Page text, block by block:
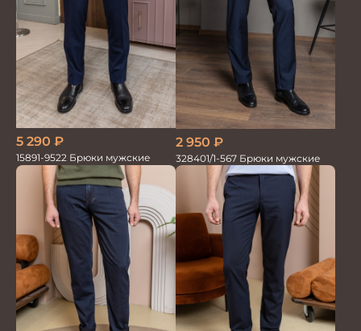
5 290 ₽
15891-9522 Брюки мужские
2 950 ₽
328401/1-567 Брюки мужские